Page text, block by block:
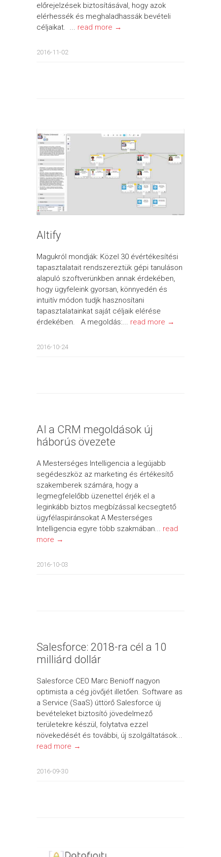
előrejelzések biztosításával, hogy azok
elérhessék és meghaladhassák bevételi
céljaikat. ... read more →
2016-11-02
Altify
Magukról mondják: Közel 30 évértékesítési
tapasztalatait rendszereztük gépi tanuláson
alapuló szoftverünkben annak érdekében,
hogy ügyfeleink gyorsan, könnyedén és
intuitív módon tudjk hasznosítani
tapasztalatainkat saját céljaik elérése
érdekében. A megoldás:... read more →
2016-10-24
AI a CRM megoldások új
háborús övezete
A Mesterséges Intelligencia a legújabb
segédeszköz az marketing és értékesítő
szakemberek számára, hogy a
legmegfelelőbb üzenettel érjék el a
leginkább biztos megbízással kecsegtető
ügyfélaspiránsokat A Mesterséges
Intelligencia egyre több szakmában... read
more →
2016-10-03
Salesforce: 2018-ra cél a 10
milliárd dollár
Salesforce CEO Marc Benioff nagyon
optimista a cég jövőjét illetően. Software as
a Service (SaaS) úttörő Salesforce új
bevételeket biztosító jövedelmező
területekre készül, folytatva ezzel
növekedését és további, új szolgáltatások...
read more →
2016-09-30